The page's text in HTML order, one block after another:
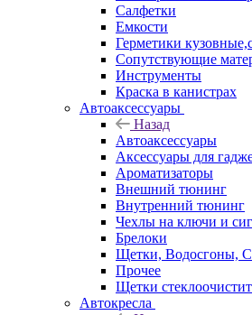
Салфетки
Емкости
Герметики
Сопутствующие
Инструменты
Краска в канистрах
Автоаксессуары
Назад
Автоаксессуары
Аксессуары для
Ароматизаторы
Внешний тюнинг
Внутренний тюнинг
Чехлы на ключи и
Брелоки
Щетки, Водосгоны,
Прочее
Щетки
Автокресла